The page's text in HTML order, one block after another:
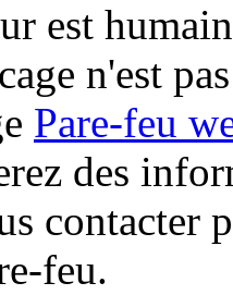
est
n'est
Pare-feu
des
contacter
feu.